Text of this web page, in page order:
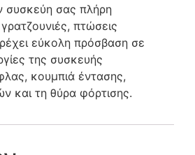
συσκεύη σας πλήρη
πτώσεις
εύκολη πρόσβαση σε
της συσκευής
κουμπιά έντασης,
και τη θύρα φόρτισης.